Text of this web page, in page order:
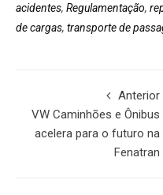
acidentes, Regulamentação,
de cargas, transporte de
Anterior
VW Caminhões e Ônibus
acelera para o futuro na
Fenatran